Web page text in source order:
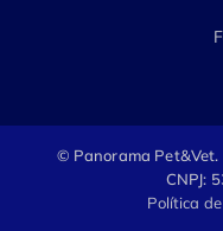
© Panorama Pet&Vet.
CNPJ:
Política